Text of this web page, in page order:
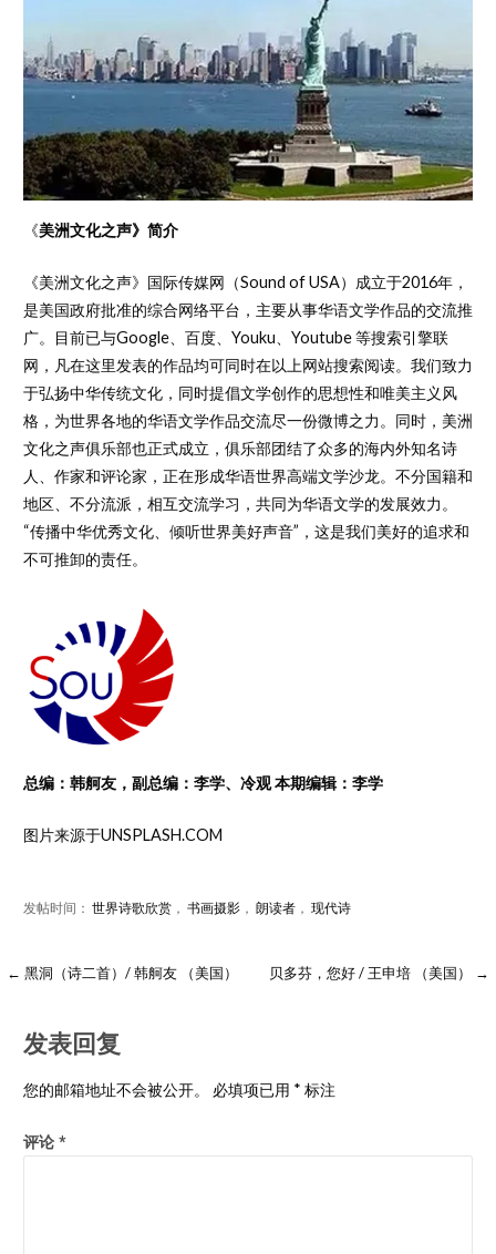
《美洲文化之声》简介
《美洲文化之声》国际传媒网（Sound of USA）成立于2016年，
是美国政府批准的综合网络平台，主要从事华语文学作品的交流推
广。目前已与Google、百度、Youku、Youtube 等搜索引擎联
网，凡在这里发表的作品均可同时在以上网站搜索阅读。我们致力
于弘扬中华传统文化，同时提倡文学创作的思想性和唯美主义风
格，为世界各地的华语文学作品交流尽一份微博之力。同时，美洲
文化之声俱乐部也正式成立，俱乐部团结了众多的海内外知名诗
人、作家和评论家，正在形成华语世界高端文学沙龙。不分国籍和
地区、不分流派，相互交流学习，共同为华语文学的发展效力。
“传播中华优秀文化、倾听世界美好声音”，这是我们美好的追求和
不可推卸的责任。
总编：韩舸友，副总编：李学、冷观 本期编辑：李学
图片来源于UNSPLASH.COM
发帖时间： 世界诗歌欣赏， 书画摄影， 朗读者， 现代诗
← 黑洞（诗二首）/ 韩舸友 （美国） 贝多芬，您好 / 王申培 （美国） →
发表回复
您的邮箱地址不会被公开。 必填项已用 * 标注
评论 *